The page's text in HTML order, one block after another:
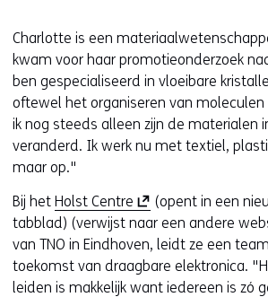
Charlotte is een
kwam voor haar promotieonderzoek
ben gespecialiseerd in vloeibare
oftewel het organiseren van moleculen
ik nog steeds alleen zijn de materialen
veranderd. Ik werk nu met textiel,
maar op."
Bij het Holst Centre (
o
p
e
n
(opent in een
tabblad) (verwijst naar een andere
van TNO in Eindhoven, leidt ze een
toekomst van draagbare elektronica.
leiden is makkelijk want iedereen is zó